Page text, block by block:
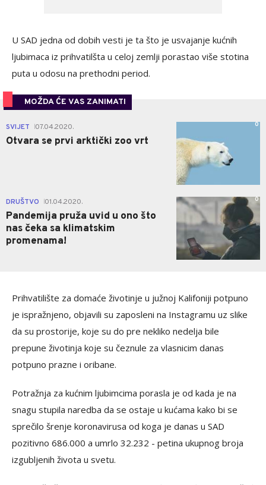
U SAD jedna od dobih vesti je ta što je usvajanje kućnih
ljubimaca iz prihvatilšta u celoj zemlji porastao više stotina
puta u odosu na prethodni period.
MOŽDA ĆE VAS ZANIMATI
SVIJET 07.04.2020.
Otvara se prvi arktički zoo vrt
0
DRUŠTVO 01.04.2020.
Pandemija pruža uvid u ono što
nas čeka sa klimatskim
promenama!
0
Prihvatilište za domaće životinje u južnoj Kalifoniji potpuno
je ispražnjeno, objavili su zaposleni na Instagramu uz slike
da su prostorije, koje su do pre nekliko nedelja bile
prepune životinja koje su čeznule za vlasnicim danas
potpuno prazne i oribane.
Potražnja za kućnim ljubimcima porasla je od kada je na
snagu stupila naredba da se ostaje u kućama kako bi se
sprečilo šrenje koronavirusa od koga je danas u SAD
pozitivno 686.000 a umrlo 32.232 - petina ukupnog broja
izgubljenih života u svetu.